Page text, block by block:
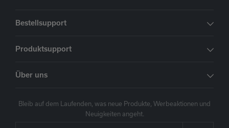
Bestellsupport
Produktsupport
Über uns
Bleib auf dem Laufenden, was neue Produkte, Werbeaktionen und
Neuigkeiten angeht.